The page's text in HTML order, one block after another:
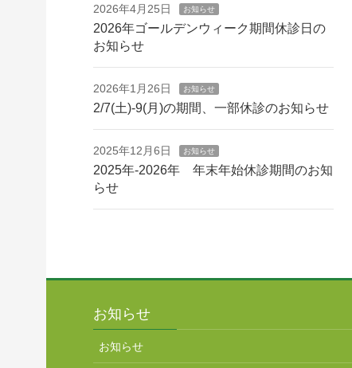
2026年4月25日 お知らせ
2026年ゴールデンウィーク期間休診日の
お知らせ
2026年1月26日 お知らせ
2/7(土)-9(月)の期間、一部休診のお知らせ
2025年12月6日 お知らせ
2025年-2026年 年末年始休診期間のお知
らせ
お知らせ
お知らせ